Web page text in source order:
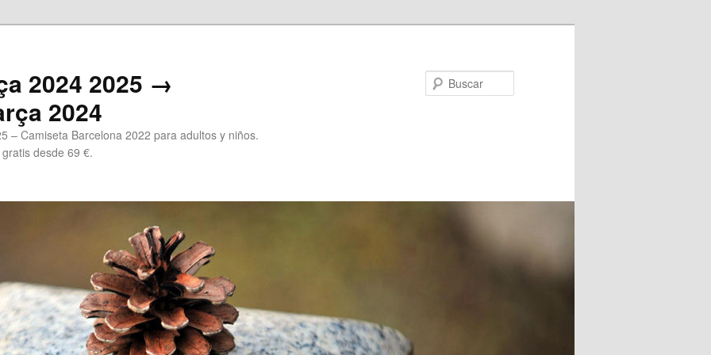
2024 2025 →
2024
– Camiseta Barcelona 2022 para adultos y niños.
desde 69 €.